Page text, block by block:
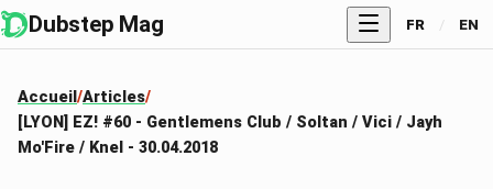
Dubstep Mag FR / EN
Accueil Articles
[LYON] EZ! #60 - Gentlemens Club / Soltan / Vici / Jayh
Mo'Fire / Knel - 30.04.2018